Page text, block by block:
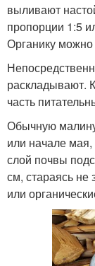
выливают
пропорции 1:5
Органику
раскладывают.
часть
Обычную
или начале мая,
слой почвы
см, стараясь не
или